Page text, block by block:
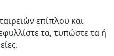
επίπλου και
τα, τυπώστε τα ή